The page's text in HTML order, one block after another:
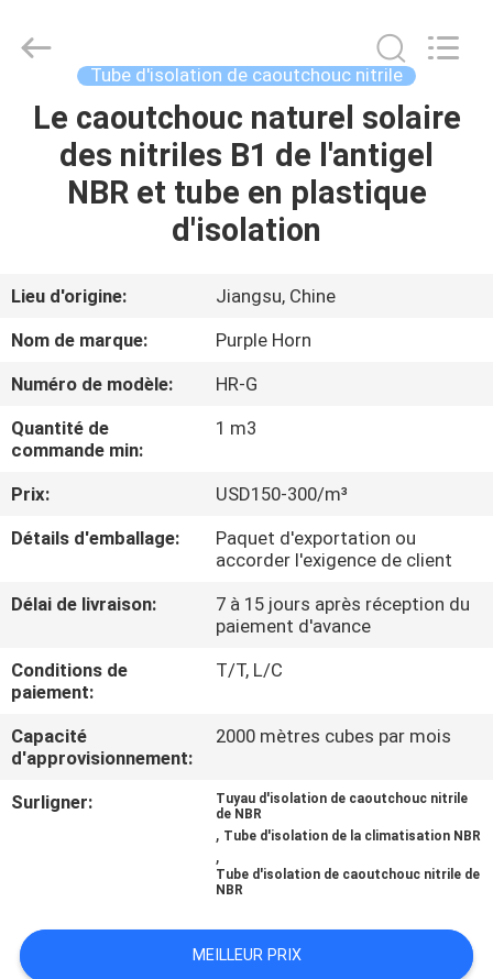
MAISON
PRODUITS
SUJET
DE
NOUS
VISITE
D'USINE
CONTRÔLE
QUALITÉ
CONTACTEZ-
NOUS
BLOGS
CITATION
Commerce
Reserved.
Tube d'isolation de caoutchouc nitrile
Le caoutchouc naturel solaire
des nitriles B1 de l'antigel
NBR et tube en plastique
d'isolation
Lieu d'origine:
Jiangsu, Chine
Nom de marque:
Purple Horn
Numéro de modèle:
HR-G
Quantité de
commande min:
1 m3
Prix:
USD150-300/m³
Détails d'emballage:
Paquet d'exportation ou
accorder l'exigence de client
Délai de livraison:
7 à 15 jours après réception du
paiement d'avance
Conditions de
paiement:
T/T, L/C
Capacité
d'approvisionnement:
2000 mètres cubes par mois
Surligner:
Tuyau d'isolation de caoutchouc nitrile
de NBR
, Tube d'isolation de la climatisation NBR
,
Tube d'isolation de caoutchouc nitrile de
NBR
MEILLEUR PRIX